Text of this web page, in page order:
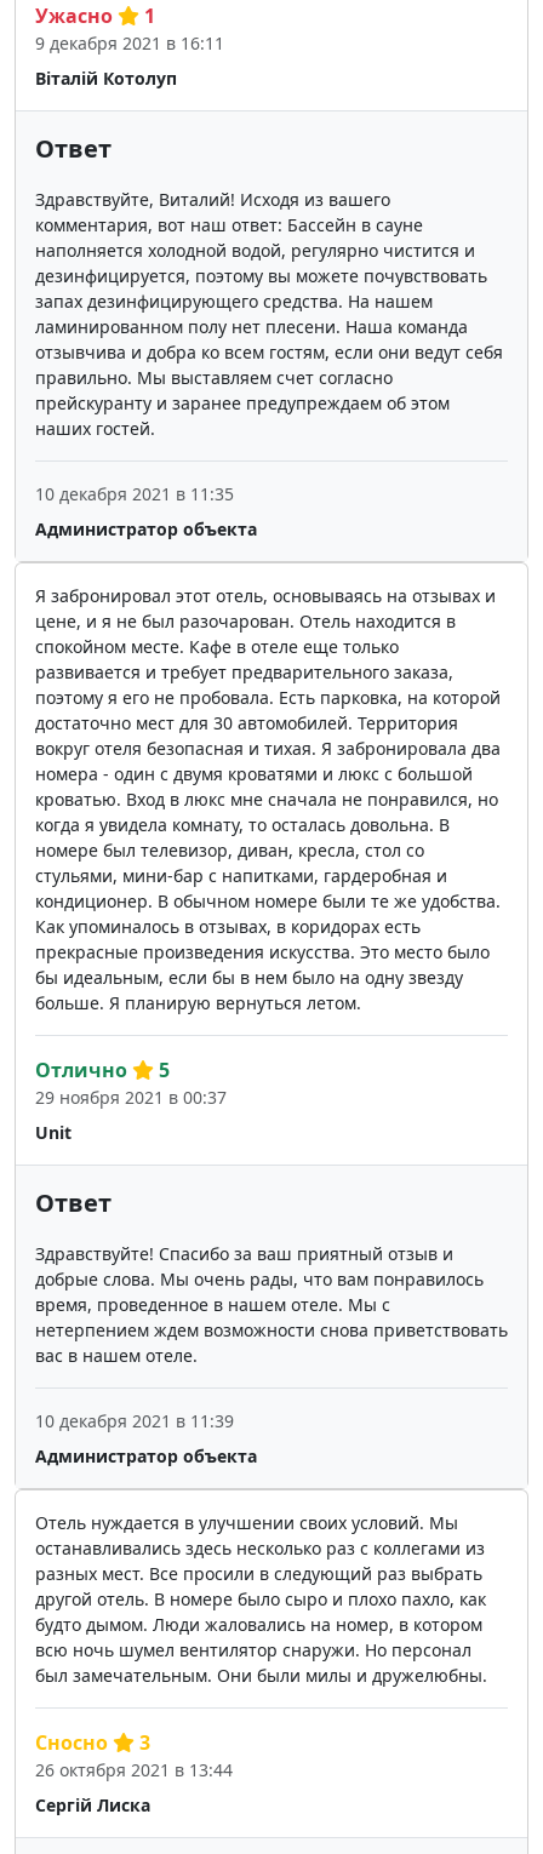
Віталій Котолуп
Ужасно 1
9 декабря 2021 в 16:11
Ответ
Здравствуйте, Виталий! Исходя из вашего
комментария, вот наш ответ: Бассейн в сауне
наполняется холодной водой, регулярно чистится и
дезинфицируется, поэтому вы можете почувствовать
запах дезинфицирующего средства. На нашем
ламинированном полу нет плесени. Наша команда
отзывчива и добра ко всем гостям, если они ведут себя
правильно. Мы выставляем счет согласно
прейскуранту и заранее предупреждаем об этом
наших гостей.
Администратор объекта
10 декабря 2021 в 11:35
Я забронировал этот отель, основываясь на отзывах и
цене, и я не был разочарован. Отель находится в
спокойном месте. Кафе в отеле еще только
развивается и требует предварительного заказа,
поэтому я его не пробовала. Есть парковка, на которой
достаточно мест для 30 автомобилей. Территория
вокруг отеля безопасная и тихая. Я забронировала два
номера - один с двумя кроватями и люкс с большой
кроватью. Вход в люкс мне сначала не понравился, но
когда я увидела комнату, то осталась довольна. В
номере был телевизор, диван, кресла, стол со
стульями, мини-бар с напитками, гардеробная и
кондиционер. В обычном номере были те же удобства.
Как упоминалось в отзывах, в коридорах есть
прекрасные произведения искусства. Это место было
бы идеальным, если бы в нем было на одну звезду
больше. Я планирую вернуться летом.
Unit
Отлично 5
29 ноября 2021 в 00:37
Ответ
Здравствуйте! Спасибо за ваш приятный отзыв и
добрые слова. Мы очень рады, что вам понравилось
время, проведенное в нашем отеле. Мы с
нетерпением ждем возможности снова приветствовать
вас в нашем отеле.
Администратор объекта
10 декабря 2021 в 11:39
Отель нуждается в улучшении своих условий. Мы
останавливались здесь несколько раз с коллегами из
разных мест. Все просили в следующий раз выбрать
другой отель. В номере было сыро и плохо пахло, как
будто дымом. Люди жаловались на номер, в котором
всю ночь шумел вентилятор снаружи. Но персонал
был замечательным. Они были милы и дружелюбны.
Сергій Лиска
Сносно 3
26 октября 2021 в 13:44